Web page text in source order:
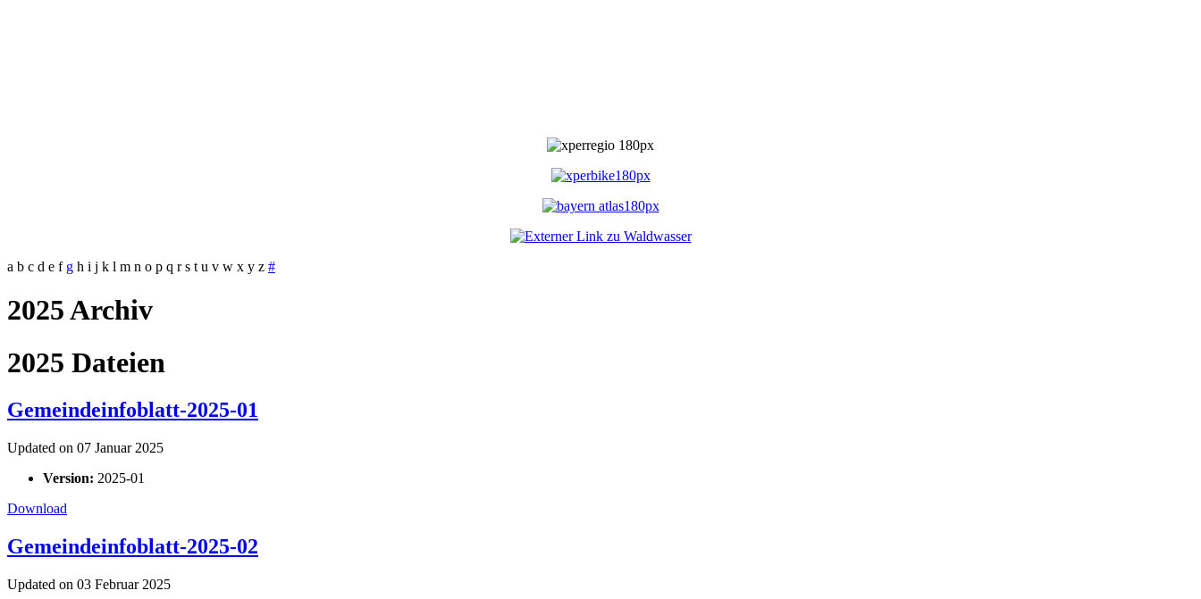
a b c d e f g h i j k l m n o p q r s t u v w x y z #
2025 Archiv
2025 Dateien
Gemeindeinfoblatt-2025-01
Updated on 07 Januar 2025
Version: 2025-01
Download
Gemeindeinfoblatt-2025-02
Updated on 03 Februar 2025